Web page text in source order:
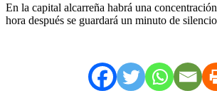
En la capital alcarreña habrá una
hora después se guardará un minuto de